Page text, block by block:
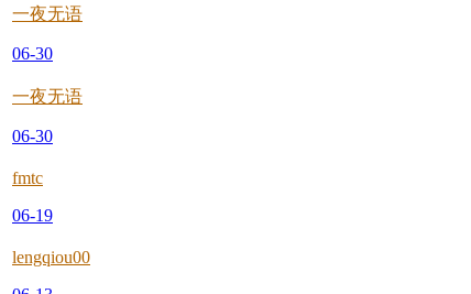
一夜无语
06-30
一夜无语
06-30
fmtc
06-19
lengqiou00